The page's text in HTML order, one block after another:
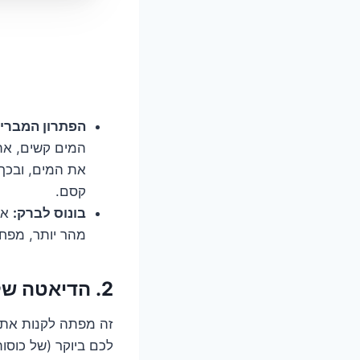
הפתרון
המים קשים,
את המים,
קסם.
בונוס לברק:
מהר יותר,
2. הדיאטה של המדיח: מה באמת "אוכלים" כלי היין שלכם?
זה מפתה לקנות את
לכם ביוקר (של